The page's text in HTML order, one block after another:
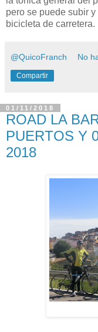
pero se puede subir
bicicleta de carretera.
@QuicoFranch No
Compartir
01/11/2018
ROAD LA
PUERTOS Y
2018